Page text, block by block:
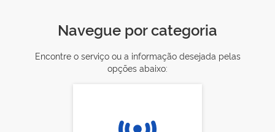
Navegue por categoria
Encontre o serviço ou a informação desejada pelas
opções abaixo: